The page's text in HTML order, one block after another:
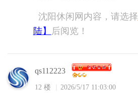
沈阳休闲网内容，请选择
陆】
后阅览！
qs112223
12 楼 2026/5/17 11:03:00